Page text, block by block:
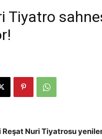
Tiyatro
Reşat Nuri Tiyatrosu